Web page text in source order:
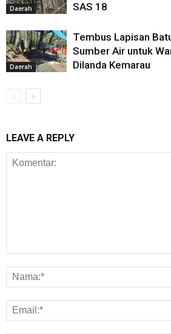
Daerah
SAS 18
Daerah
Tembus Lapisan
Sumber Air untuk
Dilanda Kemarau
LEAVE A REPLY